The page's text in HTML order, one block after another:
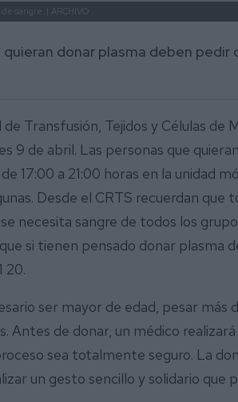
sangre. | ARCHIVO
quieran donar plasma deben
Transfusión, Tejidos y Células de
9 de abril. Las personas que
17:00 a 21:00 horas en la unidad
Desde el CRTS recuerdan que
necesita sangre de todos los
si tienen pensado donar plasma
20.
ser mayor de edad, pesar más
Antes de donar, un médico
sea totalmente seguro. La
un gesto sencillo y solidario que